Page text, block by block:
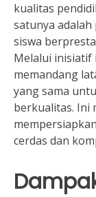
kualitas
satunya
siswa
Melalui inisiatif
memandang
yang sama
berkualitas. Ini
cerdas dan